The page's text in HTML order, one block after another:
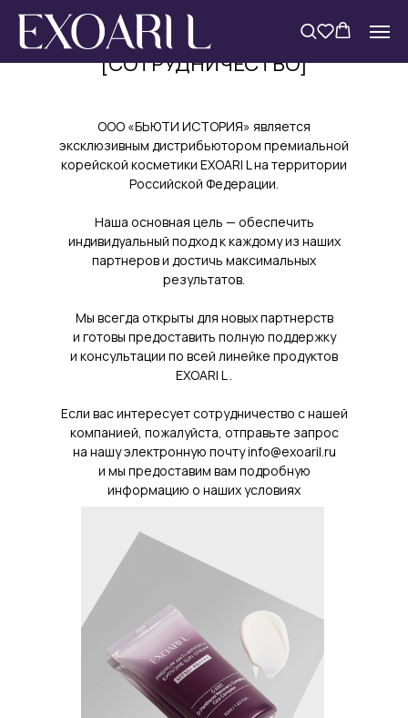
ООО «БЬЮТИ ИСТОРИЯ» является
эксклюзивным дистрибьютором премиальной
корейской косметики EXOARI L на территории
Российской Федерации.
Наша основная цель — обеспечить
индивидуальный подход к каждому из наших
партнеров и достичь максимальных
результатов.
Мы всегда открыты для новых партнерств
и готовы предоставить полную поддержку
и консультации по всей линейке продуктов
EXOARI L .
Если вас интересует сотрудничество с нашей
компанией, пожалуйста, отправьте запрос
на нашу электронную почту info@exoaril.ru
и мы предоставим вам подробную
информацию о наших условиях
[СОТРУДНИЧЕСТВО]